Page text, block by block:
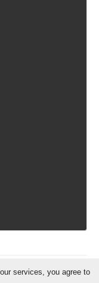
Coppa
services, you agree to